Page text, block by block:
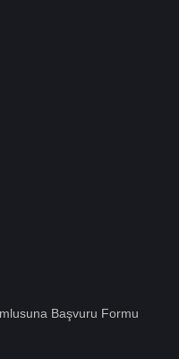
Başvuru Formu